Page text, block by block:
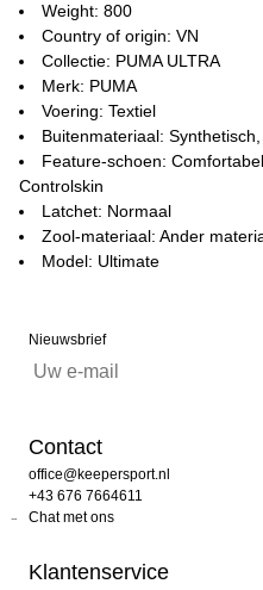
Weight: 800
Country of origin: VN
Collectie: PUMA ULTRA
Merk: PUMA
Voering: Textiel
Buitenmateriaal:
Feature-schoen:
Controlskin
Latchet: Normaal
Zool-materiaal: Ander
Model: Ultimate
Nieuwsbrief
Contact
office@keepersport.nl
+43 676 7664611
Chat met ons
Klantenservice